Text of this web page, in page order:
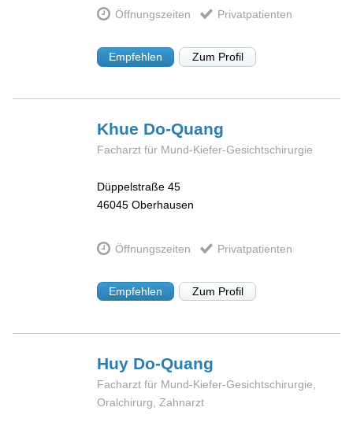
Öffnungszeiten Privatpatienten
Empfehlen Zum Profil
Khue Do-Quang
Facharzt für Mund-Kiefer-Gesichtschirurgie
Düppelstraße 45
46045 Oberhausen
Öffnungszeiten Privatpatienten
Empfehlen Zum Profil
Huy Do-Quang
Facharzt für Mund-Kiefer-Gesichtschirurgie,
Oralchirurg, Zahnarzt